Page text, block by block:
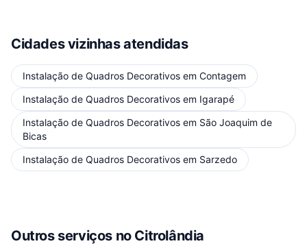
Cidades vizinhas atendidas
Instalação de Quadros Decorativos em Contagem
Instalação de Quadros Decorativos em Igarapé
Instalação de Quadros Decorativos em São Joaquim de
Bicas
Instalação de Quadros Decorativos em Sarzedo
Outros serviços no Citrolândia